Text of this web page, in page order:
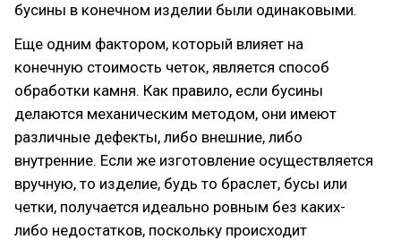
бусины в конечном изделии были одинаковыми.
Еще одним фактором, который влияет на
конечную стоимость четок, является способ
обработки камня. Как правило, если бусины
делаются механическим методом, они имеют
различные дефекты, либо внешние, либо
внутренние. Если же изготовление осуществляется
вручную, то изделие, будь то браслет, бусы или
четки, получается идеально ровным без каких-
либо недостатков, поскольку происходит